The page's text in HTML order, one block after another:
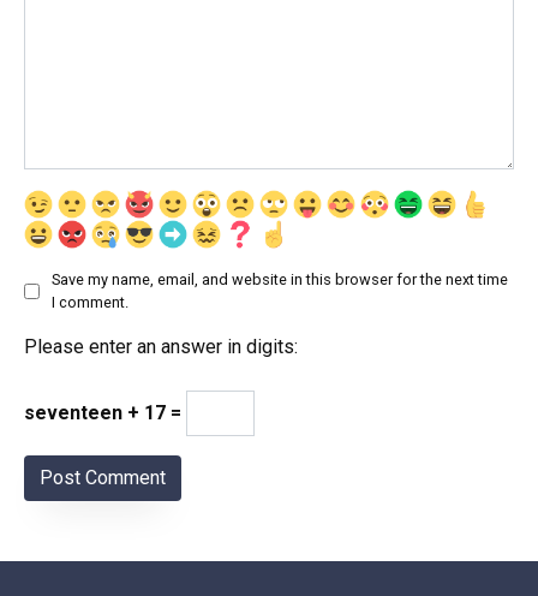
Save my name, email, and website in this browser for the next time
I comment.
Please enter an answer in digits:
seventeen + 17 =